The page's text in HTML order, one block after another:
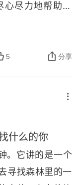
心尽力地帮助别
你找到路。就像
️带着一生中学到
，并且在路上分
们真正需要的，
想要的。➡
5 分享
什么的你
。它讲的是一个
寻找森林里的一